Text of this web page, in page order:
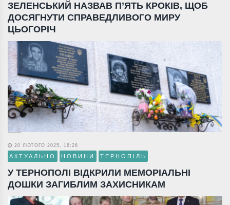
ЗЕЛЕНСЬКИЙ НАЗВАВ П’ЯТЬ КРОКІВ, ЩОБ
ДОСЯГНУТИ СПРАВЕДЛИВОГО МИРУ
ЦЬОГОРІЧ
20 ЛЮТОГО 2025, 18:26
АКТУАЛЬНО НОВИНИ ТЕРНОПІЛЬ
У ТЕРНОПОЛІ ВІДКРИЛИ МЕМОРІАЛЬНІ
ДОШКИ ЗАГИБЛИМ ЗАХИСНИКАМ